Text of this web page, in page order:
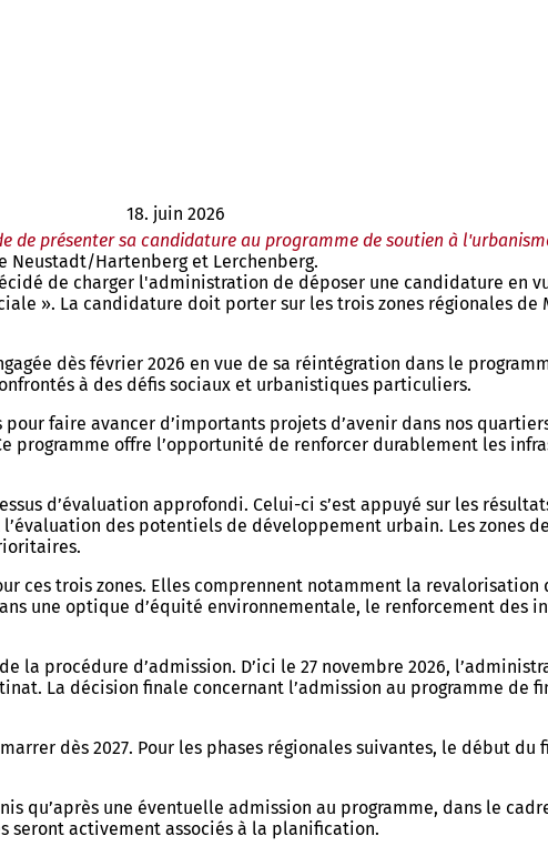
18. juin 2026
de présenter sa candidature au programme de soutien à
Neustadt/Hartenberg et Lerchenberg.
de charger l'administration de déposer une candidature en
». La candidature doit porter sur les trois zones régionales
dès février 2026 en vue de sa réintégration dans le
à des défis sociaux et urbanistiques particuliers.
pour faire avancer d’importants projets d’avenir dans nos
programme offre l’opportunité de renforcer durablement les
d’évaluation approfondi. Celui-ci s’est appuyé sur les
des potentiels de développement urbain. Les zones
ces trois zones. Elles comprennent notamment la revalorisation
une optique d’équité environnementale, le renforcement des
procédure d’admission. D’ici le 27 novembre 2026,
La décision finale concernant l’admission au programme de
dès 2027. Pour les phases régionales suivantes, le début du
qu’après une éventuelle admission au programme, dans le
seront activement associés à la planification.